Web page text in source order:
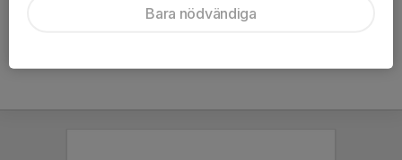
Bara nödvändiga